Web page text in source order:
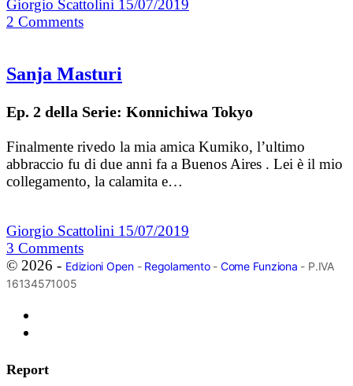
Giorgio Scattolini 15/07/2019
2 Comments
Sanja Masturi
Ep. 2 della Serie: Konnichiwa Tokyo
Finalmente rivedo la mia amica Kumiko, l’ultimo
abbraccio fu di due anni fa a Buenos Aires . Lei è il mio
collegamento, la calamita e…
Giorgio Scattolini 15/07/2019
3 Comments
© 2026 - Edizioni Open- Regolamento- Come Funziona - P.IVA
16134571005
Report